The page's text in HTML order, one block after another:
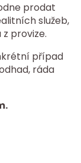
prodat
služeb,
provize.
případ
ráda